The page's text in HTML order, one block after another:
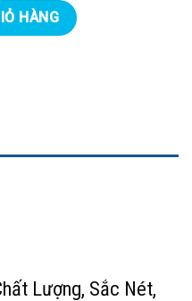
HÀNG
Lượng, Sắc Nét,